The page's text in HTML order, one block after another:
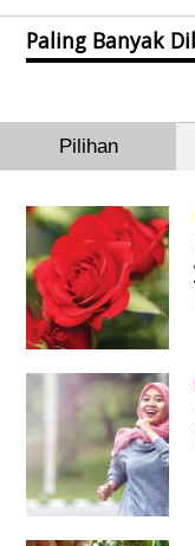
Paling Banyak
Pilihan